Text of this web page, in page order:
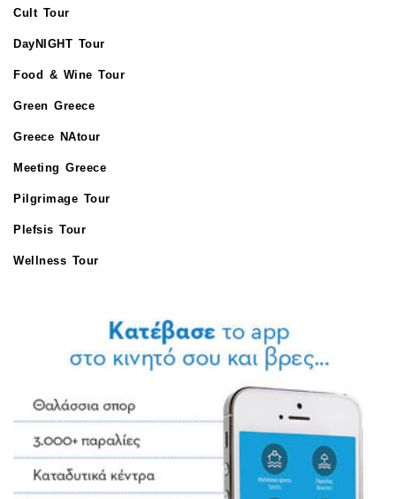
Cult Tour
DayNIGHT Tour
Food & Wine Tour
Green Greece
Greece NAtour
Meeting Greece
Pilgrimage Tour
Plefsis Tour
Wellness Tour